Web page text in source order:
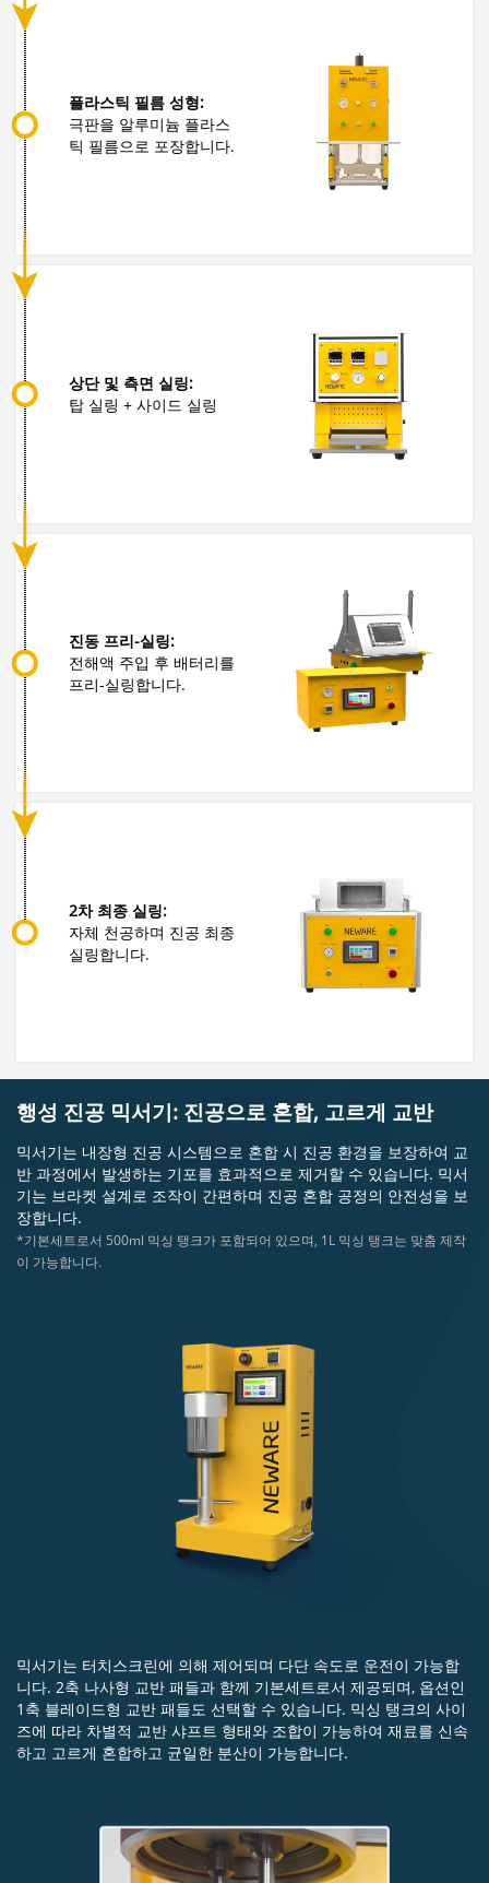
플라스틱 필름 성형:
극판을 알루미늄 플라스
틱 필름으로 포장합니다.
상단 및 측면 실링:
탑 실링 + 사이드 실링
진동 프리-실링:
전해액 주입 후 배터리를
프리-실링합니다.
2차 최종 실링:
자체 천공하며 진공 최종
실링합니다.
행성 진공 믹서기: 진공으로 혼합, 고르게 교반
믹서기는 내장형 진공 시스템으로 혼합 시 진공 환경을 보장하여 교
반 과정에서 발생하는 기포를 효과적으로 제거할 수 있습니다. 믹서
기는 브라켓 설계로 조작이 간편하며 진공 혼합 공정의 안전성을 보
장합니다.
*기본세트로서 500ml 믹싱 탱크가 포함되어 있으며, 1L 믹싱 탱크는 맞춤 제작
이 가능합니다.
믹서기는 터치스크린에 의해 제어되며 다단 속도로 운전이 가능합
니다. 2축 나사형 교반 패들과 함께 기본세트로서 제공되며, 옵션인
1축 블레이드형 교반 패들도 선택할 수 있습니다. 믹싱 탱크의 사이
즈에 따라 차별적 교반 샤프트 형태와 조합이 가능하여 재료를 신속
하고 고르게 혼합하고 균일한 분산이 가능합니다.